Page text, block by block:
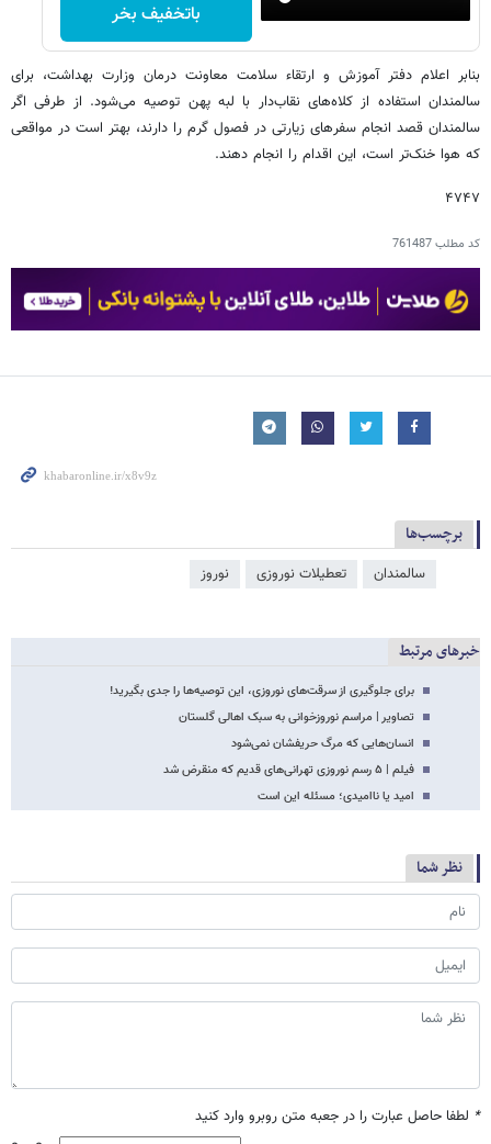
باتخفیف بخر
بنابر اعلام دفتر آموزش و ارتقاء سلامت معاونت درمان وزارت بهداشت، برای
سالمندان استفاده از کلاه‌های نقاب‌دار با لبه پهن توصیه می‌شود. از طرفی اگر
سالمندان قصد انجام سفرهای زیارتی در فصول گرم را دارند، بهتر است در مواقعی
که هوا خنک‌تر است، این اقدام را انجام دهند.
۴۷۴۷
کد مطلب761487
برچسب‌ها
سالمندان تعطیلات نوروزی نوروز
خبرهای مرتبط
برای جلوگیری از سرقت‌های نوروزی، این توصیه‌ها را جدی بگیرید!
تصاویر | مراسم نوروزخوانی به سبک اهالی گلستان
انسان‌هایی که مرگ حریفشان نمی‌شود
فیلم | ۵ رسم نوروزی تهرانی‌های قدیم که منقرض شد
امید یا ناامیدی؛ مسئله این است
نظر شما
* لطفا حاصل عبارت را در جعبه متن روبرو وارد کنید